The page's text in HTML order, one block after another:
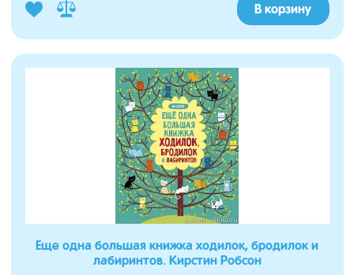
В корзину
Еще одна большая книжка ходилок, бродилок и
лабиринтов. Кирстин Робсон